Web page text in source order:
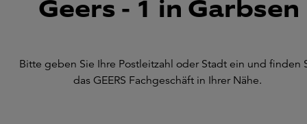
Geers - 1 in Garbsen
Bitte geben Sie Ihre Postleitzahl oder Stadt ein und finden
das GEERS Fachgeschäft in Ihrer Nähe.